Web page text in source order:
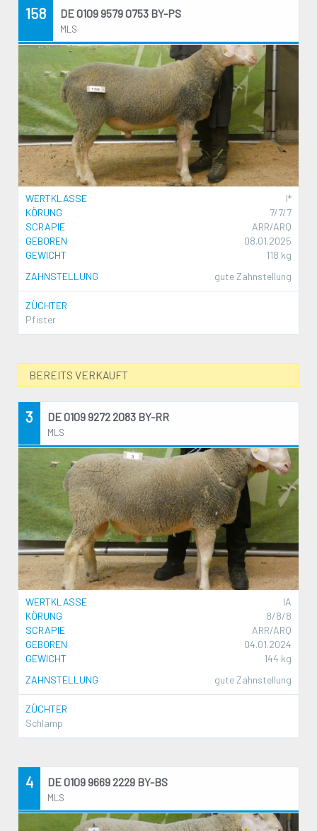
158 DE 0109 9579 0753 BY-PS
MLS
WERTKLASSE
I*
KÖRUNG
7/7/7
SCRAPIE
ARR/ARQ
GEBOREN
08.01.2025
GEWICHT
118 kg
ZAHNSTELLUNG
gute Zahnstellung
ZÜCHTER
Pfister
BEREITS VERKAUFT
3 DE 0109 9272 2083 BY-RR
MLS
WERTKLASSE
IA
KÖRUNG
8/8/8
SCRAPIE
ARR/ARQ
GEBOREN
04.01.2024
GEWICHT
144 kg
ZAHNSTELLUNG
gute Zahnstellung
ZÜCHTER
Schlamp
4 DE 0109 9669 2229 BY-BS
MLS